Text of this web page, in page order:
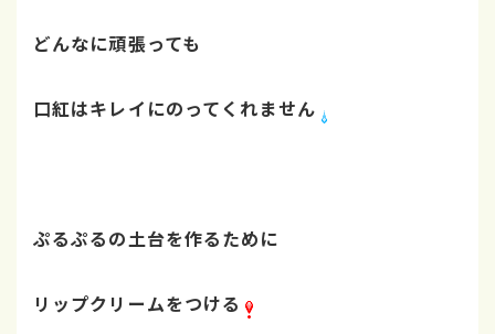
どんなに頑張っても
口紅はキレイにのってくれません
ぷるぷるの土台を作るために
リップクリームをつける